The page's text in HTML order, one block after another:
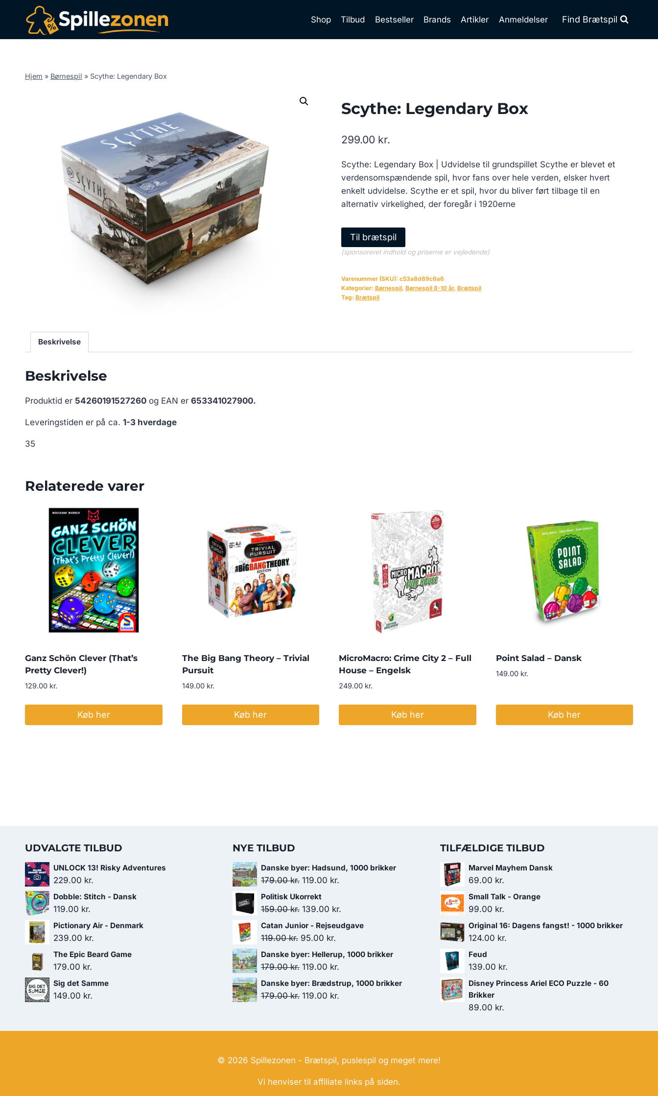
Shop Tilbud Bestseller Brands Artikler Anmeldelser Find Brætspil
Hjem » Børnespil » Scythe: Legendary Box
Scythe: Legendary Box
299.00 kr.
Scythe: Legendary Box | Udvidelse til grundspillet Scythe er blevet et
verdensomspændende spil, hvor fans over hele verden, elsker hvert
enkelt udvidelse. Scythe er et spil, hvor du bliver ført tilbage til en
alternativ virkelighed, der foregår i 1920erne
Til brætspil
(sponsoreret indhold og priserne er vejledende)
Varenummer (SKU): c53a8d89c6a6
Kategorier: Børnespil, Børnespil 8-10 år, Brætspil
Tag: Brætspil
Beskrivelse
Beskrivelse
Produktid er 54260191527260 og EAN er 653341027900.
Leveringstiden er på ca. 1-3 hverdage
35
Relaterede varer
Ganz Schön Clever (That’s
Pretty Clever!)
129.00 kr.
Køb her
The Big Bang Theory – Trivial
Pursuit
149.00 kr.
Køb her
MicroMacro: Crime City 2 – Full
House – Engelsk
249.00 kr.
Køb her
Point Salad – Dansk
149.00 kr.
Køb her
UDVALGTE TILBUD
UNLOCK 13! Risky Adventures
229.00 kr.
Dobble: Stitch - Dansk
119.00 kr.
Pictionary Air - Denmark
239.00 kr.
The Epic Beard Game
179.00 kr.
Sig det Samme
149.00 kr.
NYE TILBUD
Danske byer: Hadsund, 1000 brikker
179.00kr. Den
oprindelige
pris
179.00 kr..
119.00 kr.
pris
119.00 kr..
Politisk Ukorrekt
159.00kr. Den
oprindelige
pris
159.00 kr..
139.00 kr.
aktuelle
139.00 kr..
Catan Junior - Rejseudgave
119.00kr. Den
oprindelige
pris
119.00 kr..
95.00 kr.
aktuelle
pris
95.00 kr..
Danske byer: Hellerup, 1000 brikker
179.00kr. Den
oprindelige
pris
119.00 kr.
aktuelle
Danske byer: Brædstrup, 1000 brikker
179.00kr. Den
119.00 kr.
TILFÆLDIGE TILBUD
Marvel Mayhem Dansk
69.00 kr.
Small Talk - Orange
99.00 kr.
Original 16: Dagens fangst! - 1000 brikker
124.00 kr.
Feud
139.00 kr.
Disney Princess Ariel ECO Puzzle - 60
Brikker
89.00 kr.
© 2026 Spillezonen - Brætspil, puslespil og meget mere!
Vi henviser til affiliate links på siden.